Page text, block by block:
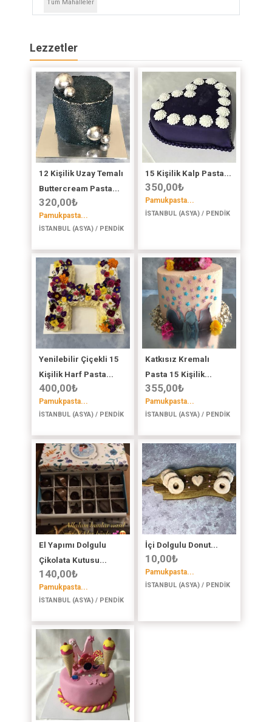
Tüm Mahalleler
Lezzetler
12 Kişilik Uzay Temalı
Buttercream Pasta...
320,00₺
Pamukpasta...
İSTANBUL (ASYA) / PENDİK
15 Kişilik Kalp Pasta...
350,00₺
Pamukpasta...
İSTANBUL (ASYA) / PENDİK
Yenilebilir Çiçekli 15
Kişilik Harf Pasta...
400,00₺
Pamukpasta...
İSTANBUL (ASYA) / PENDİK
Katkısız Kremalı
Pasta 15 Kişilik...
355,00₺
Pamukpasta...
İSTANBUL (ASYA) / PENDİK
El Yapımı Dolgulu
Çikolata Kutusu...
140,00₺
Pamukpasta...
İSTANBUL (ASYA) / PENDİK
İçi Dolgulu Donut...
10,00₺
Pamukpasta...
İSTANBUL (ASYA) / PENDİK